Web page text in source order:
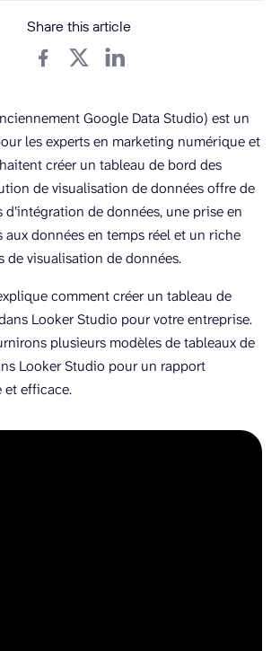
Share this article
Google Data Studio) est un
les experts en marketing numérique et
créer un tableau de bord des
de visualisation de données offre de
de données, une prise en
aux données en temps réel et un riche
de visualisation de données.
comment créer un tableau de
Looker Studio pour votre entreprise.
plusieurs modèles de tableaux de
Looker Studio pour un rapport
et efficace.